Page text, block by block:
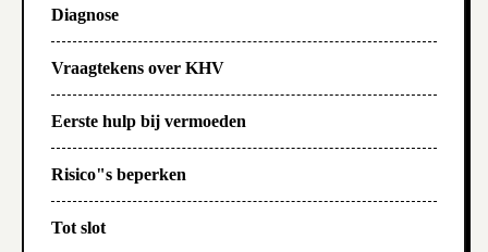
Diagnose
Vraagtekens over KHV
Eerste hulp bij vermoeden
Risico"s beperken
Tot slot